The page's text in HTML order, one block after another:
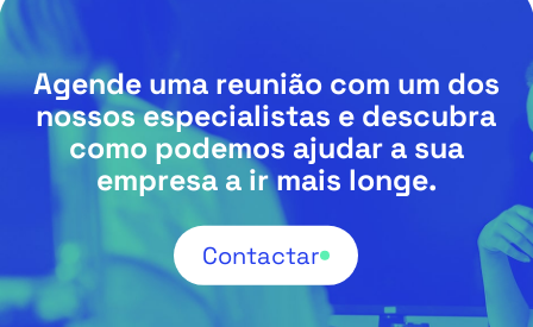
Agende uma reunião com um dos
nossos especialistas e descubra
como podemos ajudar a sua
empresa a ir mais longe.
Contactar